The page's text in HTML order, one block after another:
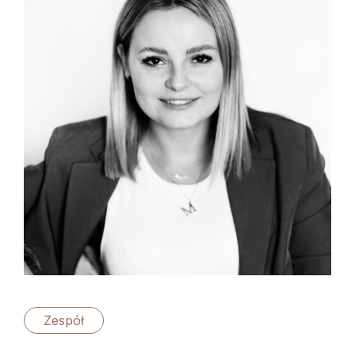
Zespół